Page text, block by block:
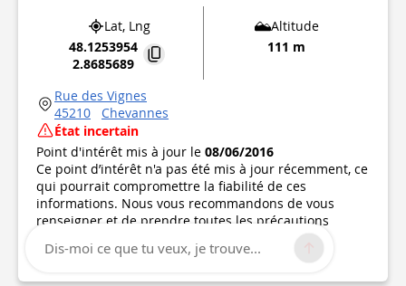
Lat, Lng
48.1253954
2.8685689
Altitude
111 m
Rue des Vignes
45210
Chevannes
État incertain
Point d'intérêt mis à jour le 08/06/2016
Ce point d’intérêt n'a pas été mis à jour récemment, ce
qui pourrait compromettre la fiabilité de ces
informations. Nous vous recommandons de vous
renseigner et de prendre toutes les précautions
nécessaires. Si vous en êtes l'auteur, vérifiez vos
informations.
Dis-moi ce que tu veux, je trouve...